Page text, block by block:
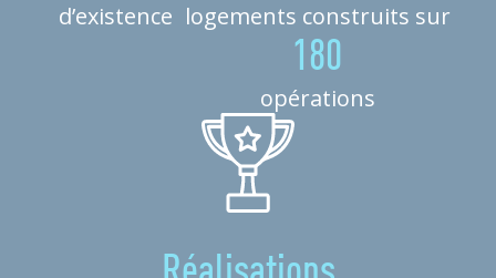
d’existence logements construits sur
180
opérations